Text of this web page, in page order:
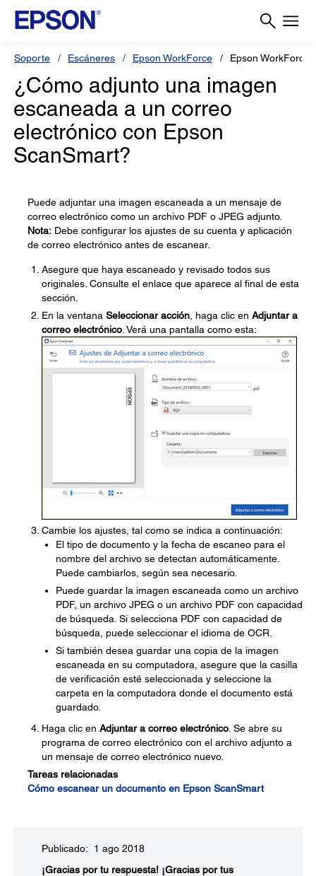
Soporte Escáneres Epson WorkForce Epson WorkForce
¿Cómo adjunto una imagen
escaneada a un correo
electrónico con Epson
ScanSmart?
Puede adjuntar una imagen escaneada a un mensaje de
correo electrónico como un archivo PDF o JPEG adjunto.
Nota: Debe configurar los ajustes de su cuenta y aplicación
de correo electrónico antes de escanear.
Asegure que haya escaneado y revisado todos sus
originales. Consulte el enlace que aparece al final de esta
sección.
En la ventana Seleccionar acción , haga clic en Adjuntar a
correo electrónico . Verá una pantalla como esta:
Cambie los ajustes, tal como se indica a continuación:
El tipo de documento y la fecha de escaneo para el
nombre del archivo se detectan automáticamente.
Puede cambiarlos, según sea necesario.
Puede guardar la imagen escaneada como un archivo
PDF, un archivo JPEG o un archivo PDF con capacidad
de búsqueda. Si selecciona PDF con capacidad de
búsqueda, puede seleccionar el idioma de OCR.
Si también desea guardar una copia de la imagen
escaneada en su computadora, asegure que la casilla
de verificación esté seleccionada y seleccione la
carpeta en la computadora donde el documento está
guardado.
Haga clic en Adjuntar a correo electrónico . Se abre su
programa de correo electrónico con el archivo adjunto a
un mensaje de correo electrónico nuevo.
Tareas relacionadas
Cómo escanear un documento en Epson ScanSmart
Publicado: 1 ago 2018
¡Gracias por tu respuesta! ¡Gracias por tus